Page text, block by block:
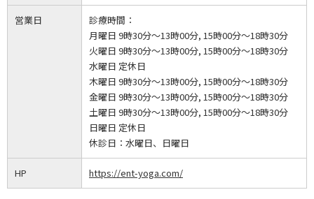
営業日
診療時間：
月曜日 9時30分～13時00分, 15時00分～18時30分
火曜日 9時30分～13時00分, 15時00分～18時30分
水曜日 定休日
木曜日 9時30分～13時00分, 15時00分～18時30分
金曜日 9時30分～13時00分, 15時00分～18時30分
土曜日 9時30分～13時00分, 15時00分～18時30分
日曜日 定休日
休診日： 水曜日、日曜日
HP https://ent-yoga.com/